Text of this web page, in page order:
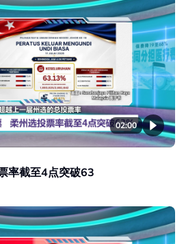
02:00
率截至4点突破63